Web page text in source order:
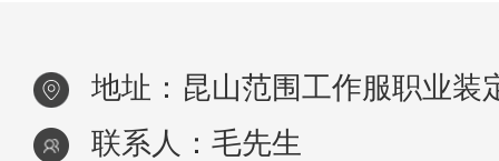
(独自
地址：昆山范围工作服职业装
联系人：毛先生